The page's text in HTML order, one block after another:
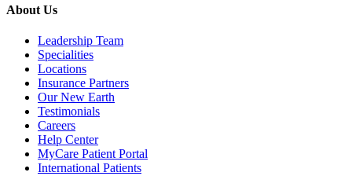
About Us
Leadership Team
Specialities
Locations
Insurance Partners
Our New Earth
Testimonials
Careers
Help Center
MyCare Patient Portal
International Patients